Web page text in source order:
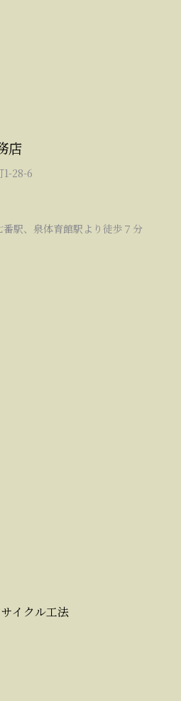
店
1-28-6
駅、泉体育館駅より徒歩７分
イクル工法